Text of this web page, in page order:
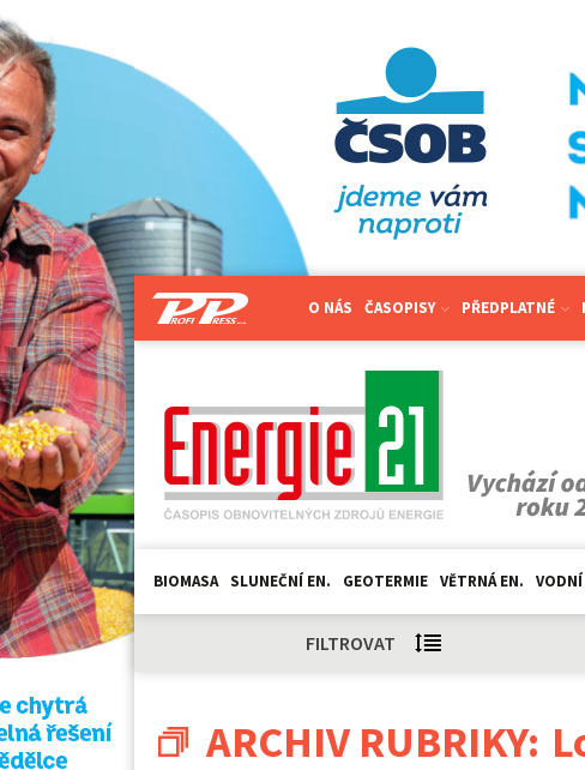
O NÁS ČASOPISY PŘEDPLATNÉ
BIOMASA SLUNEČNÍ EN. GEOTERMIE VĚTRNÁ EN. VODNÍ
FILTROVAT
ARCHIV RUBRIKY: